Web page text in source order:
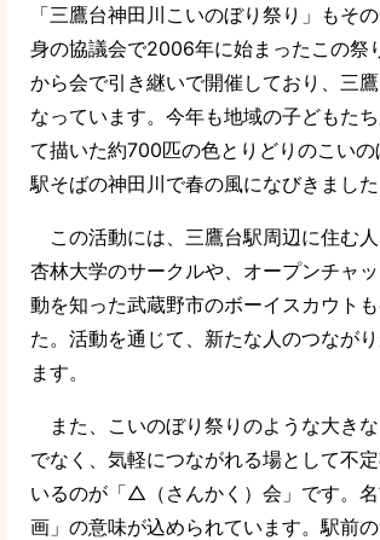
「三鷹台神田川こいのぼり祭り」もそ
身の協議会で2006年に始まったこの祭
から会で引き継いで開催しており、三
なっています。今年も地域の子どもた
て描いた約700匹の色とりどりのこいの
駅そばの神田川で春の風になびきました
この活動には、三鷹台駅周辺に住む人
杏林大学のサークルや、オープンチャ
動を知った武蔵野市のボーイスカウト
た。活動を通じて、新たな人のつなが
ます。
また、こいのぼり祭りのような大き
でなく、気軽につながれる場として不
いるのが「△（さんかく）会」です。
画」の意味が込められています。駅前